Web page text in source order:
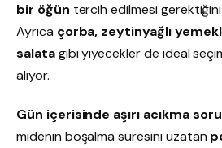
bir öğün tercih edilmesi
Ayrıca çorba, zeytinyağlı
salatagibi yiyecekler de ideal
alıyor.
Gün içerisinde aşırı acıkma
midenin boşalma süresini uzatan